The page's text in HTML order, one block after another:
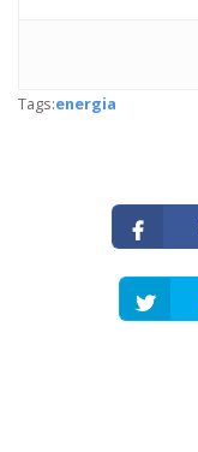
Tags:energia